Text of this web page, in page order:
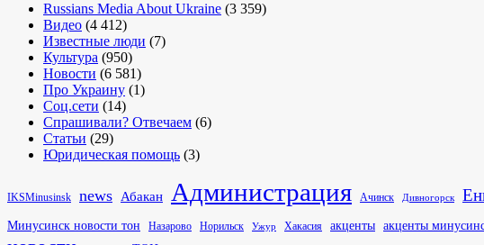
Russians Media About Ukraine (3 359)
Видео (4 412)
Известные люди (7)
Культура (950)
Новости (6 581)
Про Украину (1)
Соц.сети (14)
Спрашивали? Отвечаем (6)
Статьи (29)
Юридическая помощь (3)
IKSMinusinsk news Абакан Администрация Ачинск Дивногорск
Минусинск новости тон Назарово Норильск Ужур Хакасия акценты акценты